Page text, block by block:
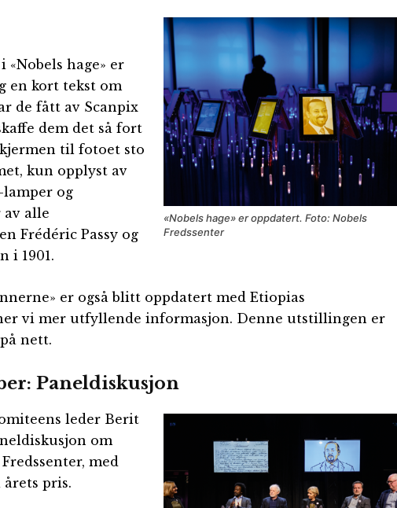
«Nobels hage» er oppdatert. Foto: Nobels
Fredssenter
hage» er
en kort tekst om
de fått av Scanpix
dem det så fort
til fotoet sto
kun opplyst av
og
av alle
Frédéric Passy og
i 1901.
er også blitt oppdatert med Etiopias
vi mer utfyllende informasjon. Denne utstillingen er
nett.
Paneldiskusjon
leder Berit
om
med
pris.